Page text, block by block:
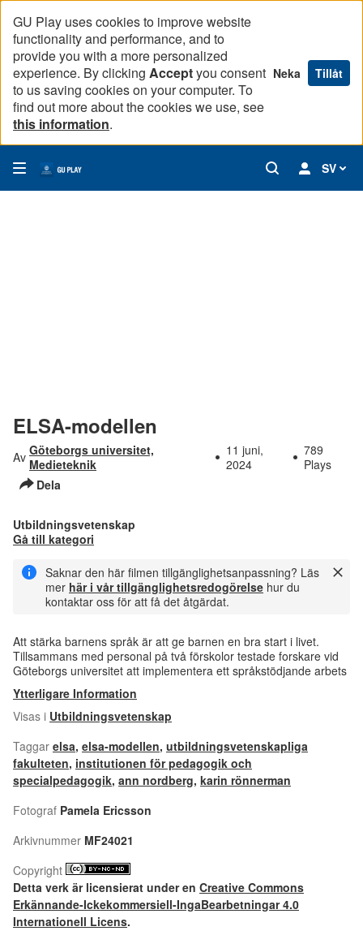
GU Play uses cookies to improve website
functionality and performance, and to
provide you with a more personalized
experience. By clicking Acceptyou consent
to us saving cookies on your computer. To
find out more about the cookies we use, see
this information.
Neka Tillåt
SV
ELSA-modellen
Av Göteborgs universitet,
Medieteknik
11 juni,
2024
789
Plays
Dela
Utbildningsvetenskap
Gå till kategori
Saknar den här filmen tillgänglighetsanpassning? Läs
mer här i vår tillgänglighetsredogörelse hur du
kontaktar oss för att få det åtgärdat.
Att stärka barnens språk är att ge barnen en bra start i livet.
Tillsammans med personal på två förskolor testade forskare vid
Göteborgs universitet att implementera ett språkstödjande arbets
Ytterligare Information
Visas i Utbildningsvetenskap
Taggar elsa, elsa-modellen, utbildningsvetenskapliga
fakulteten, institutionen för pedagogik och
specialpedagogik, ann nordberg, karin rönnerman
Fotograf Pamela Ericsson
Arkivnummer MF24021
Copyright
Detta verk är licensierat under en Creative Commons
Erkännande-Ickekommersiell-IngaBearbetningar 4.0
Internationell Licens.